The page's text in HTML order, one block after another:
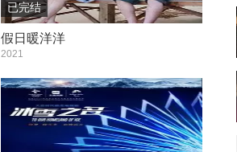
已完结
假日暖洋洋
2021